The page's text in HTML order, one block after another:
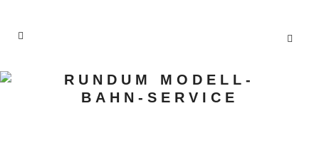
RUNDUM MODELL-
BAHN-SERVICE